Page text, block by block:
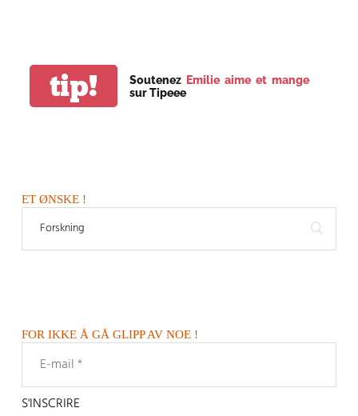
tip! Soutenez Emilie aime et mange
sur Tipeee
ET ØNSKE !
FOR IKKE Å GÅ GLIPP AV NOE !